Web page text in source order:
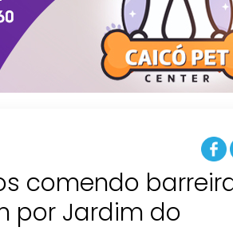
comendo
por Jardim do